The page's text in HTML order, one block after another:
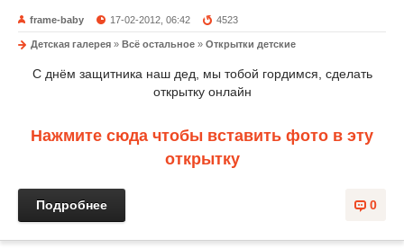
frame-baby 17-02-2012, 06:42 4523
Детская галерея » Всё остальное » Открытки детские
С днём защитника наш дед, мы тобой гордимся, сделать
открытку онлайн
Нажмите сюда чтобы вставить фото в эту
открытку
0
Подробнее